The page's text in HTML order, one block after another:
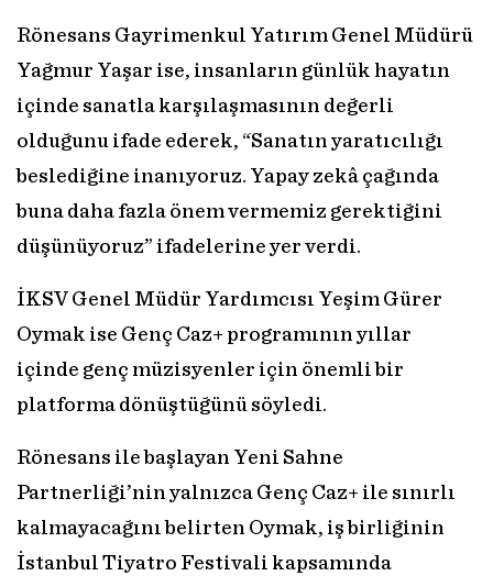
Rönesans Gayrimenkul Yatırım Genel Müdürü
Yağmur Yaşar ise, insanların günlük hayatın
içinde sanatla karşılaşmasının değerli
olduğunu ifade ederek, “Sanatın yaratıcılığı
beslediğine inanıyoruz. Yapay zekâ çağında
buna daha fazla önem vermemiz gerektiğini
düşünüyoruz” ifadelerine yer verdi.
İKSV Genel Müdür Yardımcısı Yeşim Gürer
Oymak ise Genç Caz+ programının yıllar
içinde genç müzisyenler için önemli bir
platforma dönüştüğünü söyledi.
Rönesans ile başlayan Yeni Sahne
Partnerliği’nin yalnızca Genç Caz+ ile sınırlı
kalmayacağını belirten Oymak, iş birliğinin
İstanbul Tiyatro Festivali kapsamında